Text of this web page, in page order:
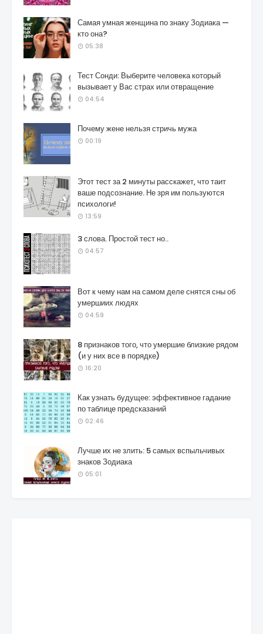
Самая умная женщина по знаку Зодиака —
кто она?
05:38
Тест Сонди: Выберите человека который
вызывает у Вас страх или отвращение
04:54
Почему жене нельзя стричь мужа
00:19
Этот тест за 2 минуты расскажет, что таит
ваше подсознание. Не зря им пользуются
психологи!
13:59
3 слова. Простой тест но..
04:57
Вот к чему нам на самом деле снятся сны об
умершиих людях
04:59
8 признаков того, что умершие близкие рядом
(и у них все в порядке)
16:20
Как узнать будущее: эффективное гадание
по таблице предсказаний
02:46
Лучше их не злить: 5 самых вспыльчивых
знаков Зодиака
05:01